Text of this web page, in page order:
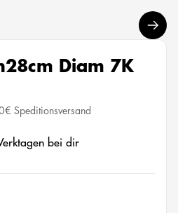
Diam 7K
Speditionsversand
bei dir